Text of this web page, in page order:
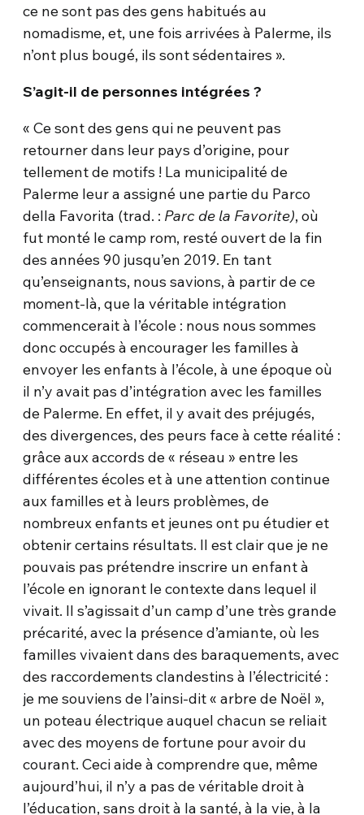
ce ne sont pas des gens habitués au
nomadisme, et, une fois arrivées à Palerme, ils
n’ont plus bougé, ils sont sédentaires ».
S’agit-il de personnes intégrées ?
« Ce sont des gens qui ne peuvent pas
retourner dans leur pays d’origine, pour
tellement de motifs ! La municipalité de
Palerme leur a assigné une partie du Parco
della Favorita (trad. : Parc de la Favorite), où
fut monté le camp rom, resté ouvert de la fin
des années 90 jusqu’en 2019. En tant
qu’enseignants, nous savions, à partir de ce
moment-là, que la véritable intégration
commencerait à l’école : nous nous sommes
donc occupés à encourager les familles à
envoyer les enfants à l’école, à une époque où
il n’y avait pas d’intégration avec les familles
de Palerme. En effet, il y avait des préjugés,
des divergences, des peurs face à cette réalité :
grâce aux accords de « réseau » entre les
différentes écoles et à une attention continue
aux familles et à leurs problèmes, de
nombreux enfants et jeunes ont pu étudier et
obtenir certains résultats. Il est clair que je ne
pouvais pas prétendre inscrire un enfant à
l’école en ignorant le contexte dans lequel il
vivait. Il s’agissait d’un camp d’une très grande
précarité, avec la présence d’amiante, où les
familles vivaient dans des baraquements, avec
des raccordements clandestins à l’électricité :
je me souviens de l’ainsi-dit « arbre de Noël »,
un poteau électrique auquel chacun se reliait
avec des moyens de fortune pour avoir du
courant. Ceci aide à comprendre que, même
aujourd’hui, il n’y a pas de véritable droit à
l’éducation, sans droit à la santé, à la vie, à la